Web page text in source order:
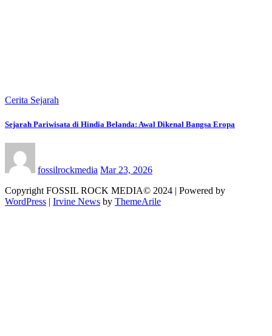
Cerita Sejarah
Sejarah Pariwisata di Hindia Belanda: Awal Dikenal Bangsa Eropa
fossilrockmedia Mar 23, 2026
Copyright FOSSIL ROCK MEDIA© 2024 | Powered by
WordPress | Irvine News by ThemeArile